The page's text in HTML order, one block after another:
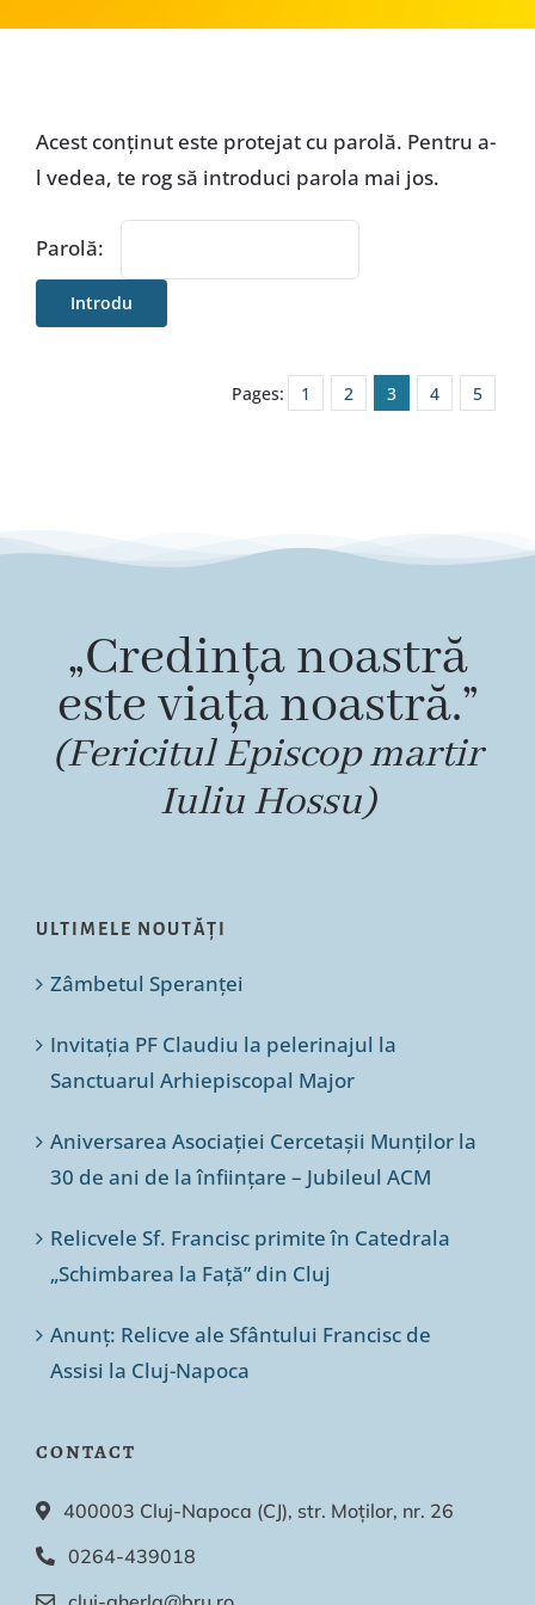
Special
Acest conținut este protejat cu parolă. Pentru a-
l vedea, te rog să introduci parola mai jos.
Parolă:
Pages: 1 2 3 4 5
„Credința noastră
este viața noastră.”
(Fericitul Episcop martir
Iuliu Hossu)
ULTIMELE NOUTĂȚI
Zâmbetul Speranței
Invitația PF Claudiu la pelerinajul la
Sanctuarul Arhiepiscopal Major
Aniversarea Asociației Cercetașii Munților la
30 de ani de la înființare – Jubileul ACM
Relicvele Sf. Francisc primite în Catedrala
„Schimbarea la Față” din Cluj
Anunț: Relicve ale Sfântului Francisc de
Assisi la Cluj-Napoca
CONTACT
400003 Cluj-Napoca (CJ), str. Moților, nr. 26
0264-439018